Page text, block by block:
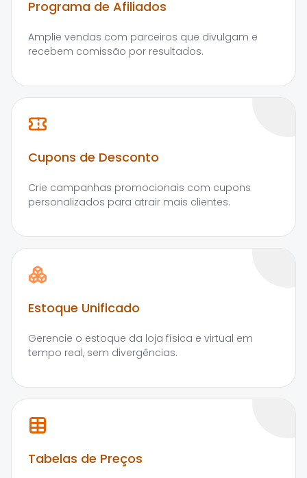
Programa de Afiliados
Amplie vendas com parceiros que divulgam e
recebem comissão por resultados.
Cupons de Desconto
Crie campanhas promocionais com cupons
personalizados para atrair mais clientes.
Estoque Unificado
Gerencie o estoque da loja física e virtual em
tempo real, sem divergências.
Tabelas de Preços